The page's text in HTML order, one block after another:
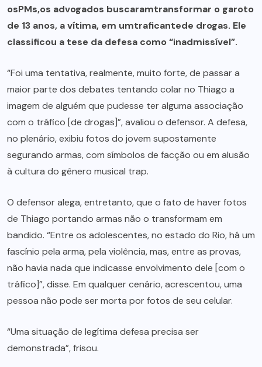
osPMs,os advogados buscaramtransformar o garoto
de 13 anos, a vítima, em umtraficantede drogas. Ele
classificou a tese da defesa como “inadmissível”.
“Foi uma tentativa, realmente, muito forte, de passar a
maior parte dos debates tentando colar no Thiago a
imagem de alguém que pudesse ter alguma associação
com o tráfico [de drogas]”, avaliou o defensor. A defesa,
no plenário, exibiu fotos do jovem supostamente
segurando armas, com símbolos de facção ou em alusão
à cultura do gênero musical trap.
O defensor alega, entretanto, que o fato de haver fotos
de Thiago portando armas não o transformam em
bandido. “Entre os adolescentes, no estado do Rio, há um
fascínio pela arma, pela violência, mas, entre as provas,
não havia nada que indicasse envolvimento dele [com o
tráfico]”, disse. Em qualquer cenário, acrescentou, uma
pessoa não pode ser morta por fotos de seu celular.
“Uma situação de legítima defesa precisa ser
demonstrada”, frisou.